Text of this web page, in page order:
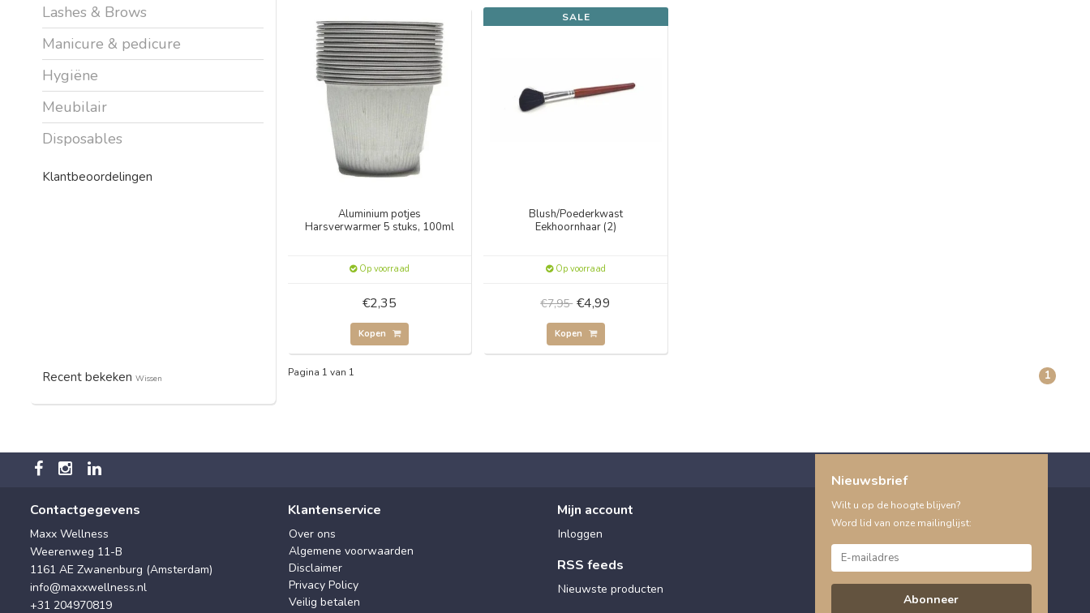
Lashes & Brows
Manicure & pedicure
Hygiëne
Meubilair
Disposables
Klantbeoordelingen
Recent bekeken Wissen
Aluminium potjes
Harsverwarmer 5 stuks, 100ml
Op voorraad
€2,35
Kopen
SALE
Blush/Poederkwast
Eekhoornhaar (2)
Op voorraad
€7,95 €4,99
Kopen
Pagina 1 van 1 1
Contactgegevens
Maxx Wellness
Weerenweg 11-B
1161 AE Zwanenburg (Amsterdam)
info@maxxwellness.nl
+31 204970819
Klantenservice
Over ons
Algemene voorwaarden
Disclaimer
Privacy Policy
Veilig betalen
Mijn account
Inloggen
RSS feeds
Nieuwste producten
Nieuwsbrief
Wilt u op de hoogte blijven?
Word lid van onze mailinglijst:
Abonneer